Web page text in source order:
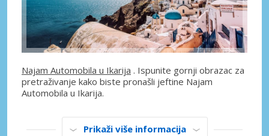
Najam Automobila u Ikarija . Ispunite gornji obrazac za
pretraživanje kako biste pronašli jeftine Najam
Automobila u Ikarija.
Prikaži više informacija